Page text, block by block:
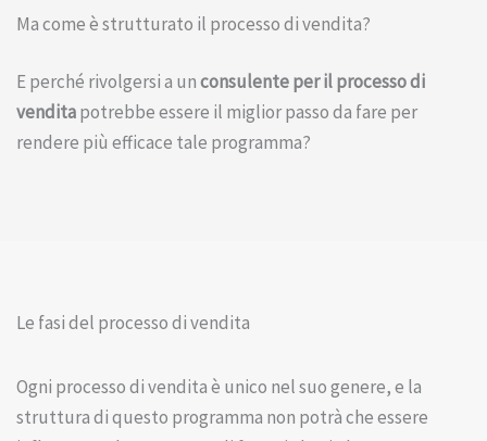
Ma come è strutturato il processo di vendita?
E perché rivolgersi a unconsulente per il processo di
venditapotrebbe essere il miglior passo da fare per
rendere più efficace tale programma?
Le fasi del processo di vendita
Ogni processo di vendita è unico nel suo genere, e la
struttura di questo programma non potrà che essere